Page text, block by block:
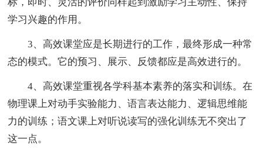
学习兴趣的作用。
3、高效课堂应是长期进行的工作，最终形成一种常
态的模式。它的预习、展示、反馈都应是高效进行的。
4、高效课堂重视各学科基本素养的落实和训练。在
物理课上对动手实验能力、语言表达能力、逻辑思维能
力的训练；语文课上对听说读写的强化训练无不突出了
这一点。